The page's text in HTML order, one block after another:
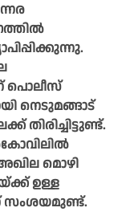
പൊലീസ്
നെടുമങ്ങാട്
തിരിച്ചിട്ടുണ്ട്.
മൊഴി
ഉള്ള
സംശയമുണ്ട്.